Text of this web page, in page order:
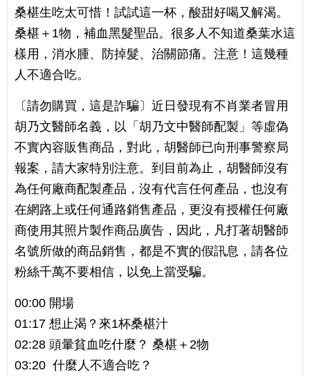
桑椹生吃太可惜！試試這一杯，酸甜好喝又解渴。
桑椹＋1物，補血黑髮聖品。很多人不知道桑葉水這
樣用，消水腫、防掉髮、治關節痛。注意！這幾種
人不適合吃。
〔請勿購買，這是詐騙〕近日發現有不肖業者冒用
胡乃文醫師名義，以「胡乃文中醫師配製」等虛偽
不實內容販售商品，對此，胡醫師已向刑事警察局
報案，請大家特別注意。到目前為止，胡醫師沒有
為任何廠商配製產品，沒有代言任何產品，也沒有
在網路上或任何通路銷售產品，更沒有授權任何廠
商使用其照片製作商品廣告，因此，凡打著胡醫師
名號所做的商品銷售，都是不實的假訊息，請各位
粉絲千萬不要相信，以免上當受騙。
00:00 開場
01:17 想止渴？來1杯桑椹汁
02:28 頭暈貧血吃什麼？ 桑椹＋2物
03:20 什麼人不適合吃？